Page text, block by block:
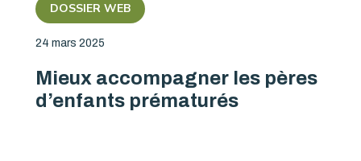
DOSSIER WEB
24 mars 2025
Mieux accompagner les pères
d’enfants prématurés